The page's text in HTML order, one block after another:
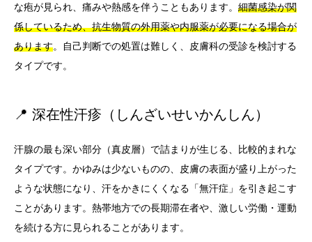
な疱が見られ、痛みや熱感を伴うこともあります。 細菌感染が関
係しているため、抗生物質の外用薬や内服薬が必要になる場合が
あります。自己判断での処置は難しく、皮膚科の受診を検討する
タイプです。
📍 深在性汗疹（しんざいせいかんしん）
汗腺の最も深い部分（真皮層）で詰まりが生じる、比較的まれな
タイプです。かゆみは少ないものの、皮膚の表面が盛り上がった
ような状態になり、汗をかきにくくなる「無汗症」を引き起こす
ことがあります。熱帯地方での長期滞在者や、激しい労働・運動
を続ける方に見られることがあります。